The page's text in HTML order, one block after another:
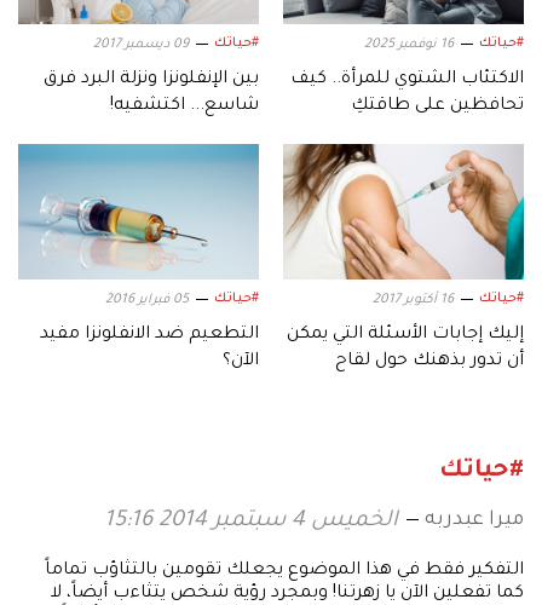
#حياتك 16 نوفمبر 2025
الاكتئاب الشتوي للمرأة.. كيف
تحافظين على طاقتكِ
#حياتك 09 ديسمبر 2017
بين الإنفلونزا ونزلة البرد فرق
شاسع... اكتشفيه!
#حياتك 16 أكتوبر 2017
إليك إجابات الأسئلة التي يمكن
أن تدور بذهنك حول لقاح
#حياتك 05 فبراير 2016
التطعيم ضد الانفلونزا مفيد
الآن؟
#حياتك
ميرا عبدربه الخميس 4 سبتمبر 2014 15:16
التفكير فقط في هذا الموضوع يجعلك تقومين بالتثاؤب تماماً
كما تفعلين الآن يا زهرتنا! وبمجرد رؤية شخص يتثاءب أيضاً، لا